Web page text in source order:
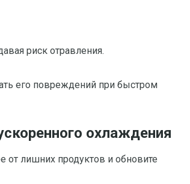
риск отравления.
его повреждений при быстром
охлаждения
от лишних продуктов и обновите